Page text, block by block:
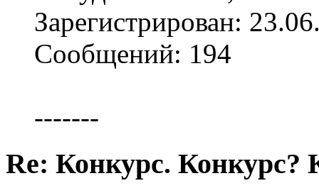
Зарегистрирован:
Сообщений: 194
-------
Re: Конкурс. Конкурс?